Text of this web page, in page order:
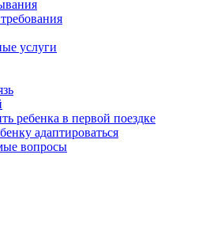
услуги
ребенка в первой поездке
адаптироваться
вопросы